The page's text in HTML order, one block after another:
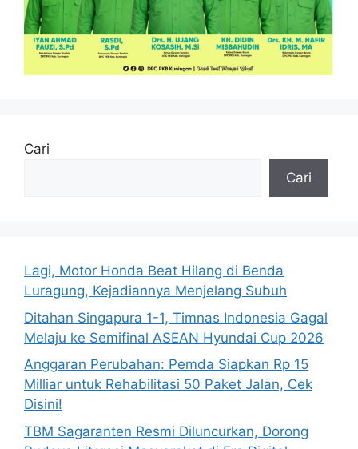
Cari
Cari
Lagi, Motor Honda Beat Hilang di Benda
Luragung, Kejadiannya Menjelang Subuh
Ditahan Singapura 1-1, Timnas Indonesia Gagal
Melaju ke Semifinal ASEAN Hyundai Cup 2026
Anggaran Perubahan: Pemda Siapkan Rp 15
Milliar untuk Rehabilitasi 50 Paket Jalan, Cek
Disini!
TBM Sagaranten Resmi Diluncurkan, Dorong